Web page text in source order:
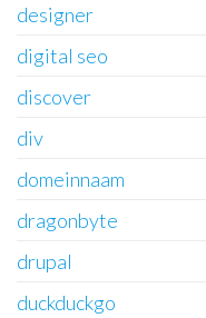
designer
digital seo
discover
div
domeinnaam
dragonbyte
drupal
duckduckgo